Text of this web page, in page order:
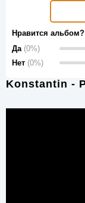
Нравится альбом?
Да (0%)
Нет (0%)
Konstantin -